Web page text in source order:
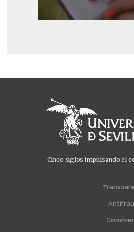
Cinco siglos impulsando el